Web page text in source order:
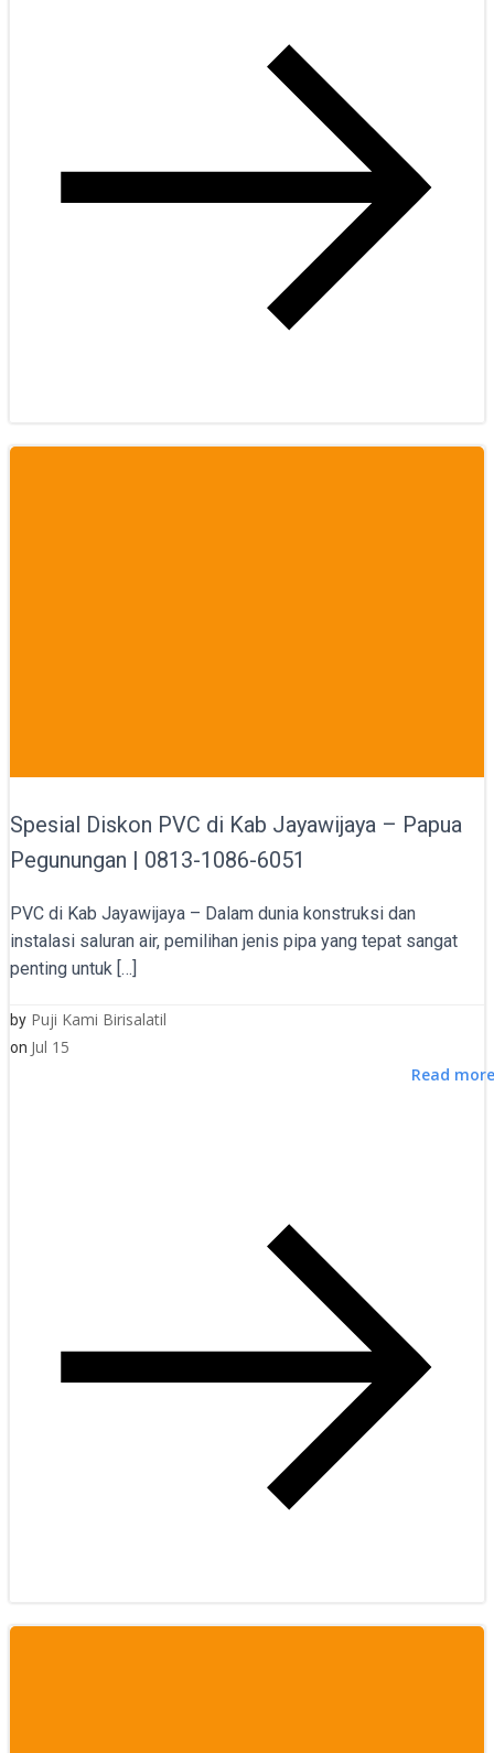
Spesial Diskon PVC di Kab Jayawijaya – Papua
Pegunungan | 0813-1086-6051
PVC di Kab Jayawijaya – Dalam dunia konstruksi dan
instalasi saluran air, pemilihan jenis pipa yang tepat sangat
penting untuk […]
by Puji Kami Birisalatil
on Jul 15
Read more